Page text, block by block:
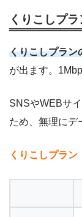
くりこしプ
くりこしプラン
が出ます。
SNSやWEBサ
ため、無理にデ
くりこしプラン